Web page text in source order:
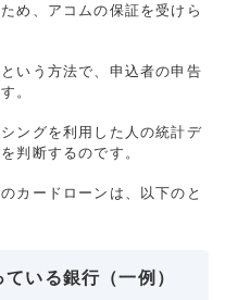
め、アコムの保証を受けら
という方法で、申込者の申告
。
ングを利用した人の統計デ
判断するのです。
カードローンは、以下のと
いる銀行（一例）